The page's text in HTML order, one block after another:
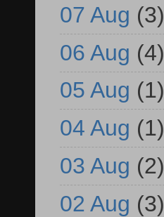
07 Aug (3)
06 Aug (4)
05 Aug (1)
04 Aug (1)
03 Aug (2)
02 Aug (3)